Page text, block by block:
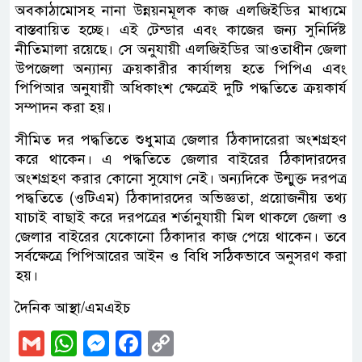
অবকাঠামোসহ নানা উন্নয়নমূলক কাজ এলজিইডির মাধ্যমে
বাস্তবায়িত হচ্ছে। এই টেন্ডার এবং কাজের জন্য সুনির্দিষ্ট
নীতিমালা রয়েছে। সে অনুযায়ী এলজিইডির আওতাধীন জেলা
উপজেলা অন্যান্য ক্রয়কারীর কার্যালয় হতে পিপিএ এবং
পিপিআর অনুযায়ী অধিকাংশ ক্ষেত্রেই দুটি পদ্ধতিতে ক্রয়কার্য
সম্পাদন করা হয়।
সীমিত দর পদ্ধতিতে শুধুমাত্র জেলার ঠিকাদারেরা অংশগ্রহণ
করে থাকেন। এ পদ্ধতিতে জেলার বাইরের ঠিকাদারদের
অংশগ্রহণ করার কোনো সুযোগ নেই। অন্যদিকে উন্মুক্ত দরপত্র
পদ্ধতিতে (ওটিএম) ঠিকাদারদের অভিজ্ঞতা, প্রয়োজনীয় তথ্য
যাচাই বাছাই করে দরপত্রের শর্তানুযায়ী মিল থাকলে জেলা ও
জেলার বাইরের যেকোনো ঠিকাদার কাজ পেয়ে থাকেন। তবে
সর্বক্ষেত্রে পিপিআরের আইন ও বিধি সঠিকভাবে অনুসরণ করা
হয়।
দৈনিক আস্থা/এমএইচ
GmailWhatsApp
Messenger
Facebook